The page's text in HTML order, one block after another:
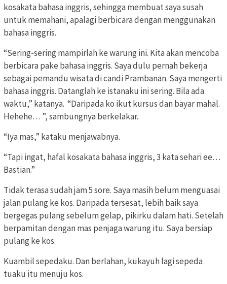
kosakata bahasa inggris, sehingga membuat saya susah
untuk memahani, apalagi berbicara dengan menggunakan
bahasa inggris.
“Sering-sering mampirlah ke warung ini. Kita akan mencoba
berbicara pake bahasa inggris. Saya dulu pernah bekerja
sebagai pemandu wisata di candi Prambanan. Saya mengerti
bahasa inggris. Datanglah ke istanaku ini sering. Bila ada
waktu,” katanya. “Daripada ko ikut kursus dan bayar mahal.
Hehehe… ”, sambungnya berkelakar.
“Iya mas,” kataku menjawabnya.
“Tapi ingat, hafal kosakata bahasa inggris, 3 kata sehari ee…
Bastian.”
Tidak terasa sudah jam 5 sore. Saya masih belum menguasai
jalan pulang ke kos. Daripada tersesat, lebih baik saya
bergegas pulang sebelum gelap, pikirku dalam hati. Setelah
berpamitan dengan mas penjaga warung itu. Saya bersiap
pulang ke kos.
Kuambil sepedaku. Dan berlahan, kukayuh lagi sepeda
tuaku itu menuju kos.